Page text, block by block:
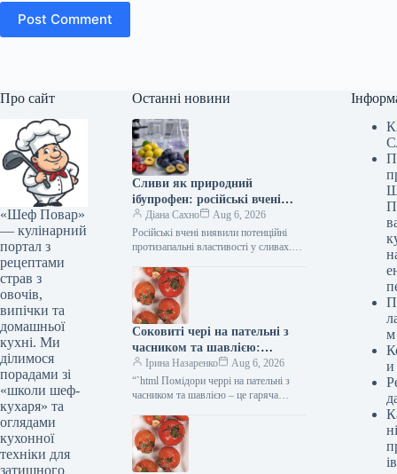
Post Comment
Про сайт
«Шеф Повар»
— кулінарний
портал з
рецептами
страв з
овочів,
випічки та
домашньої
кухні. Ми
ділимося
порадами зі
«школи шеф-
кухаря» та
оглядами
кухонної
техніки для
затишного
Останні новини
Сливи як природний
ібупрофен: російські вчені
відкрили протизапальні
властивості фрукта
Діана Сахно
Aug 6, 2026
Російські вчені виявили потенційні
протизапальні властивості у сливах.
вчені виявили протизапальні
властивості слив (Фото: Згенеровано
ШІ)…
Соковиті чері на пательні з
часником та шавлією:
фоторецепт смаколику на 286
ккал
Ірина Назаренко
Aug 6, 2026
“`html Помідори черрі на пательні з
часником та шавлією – це гаряча
яка чудово доповнить м’ясо…
м
и
ів